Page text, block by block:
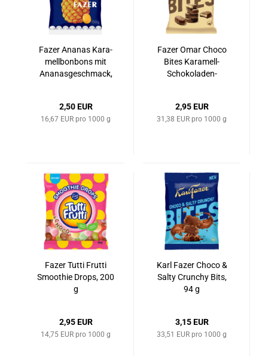
Fazer Ana­nas Ka­ra­
mell­bon­bons mit
Ana­nas­ge­schmack,
2,50 EUR
16,67 EUR pro 1000 g
Fazer Omar Choco
Bites Karamell-​​
Schokoladen-​
2,95 EUR
31,38 EUR pro 1000 g
Fazer Tutti Frut­ti
Smoo­t­hie Drops, 200
g
2,95 EUR
14,75 EUR pro 1000 g
Karl Fazer Choco &
Salty Crun­chy Bits,
94 g
3,15 EUR
33,51 EUR pro 1000 g